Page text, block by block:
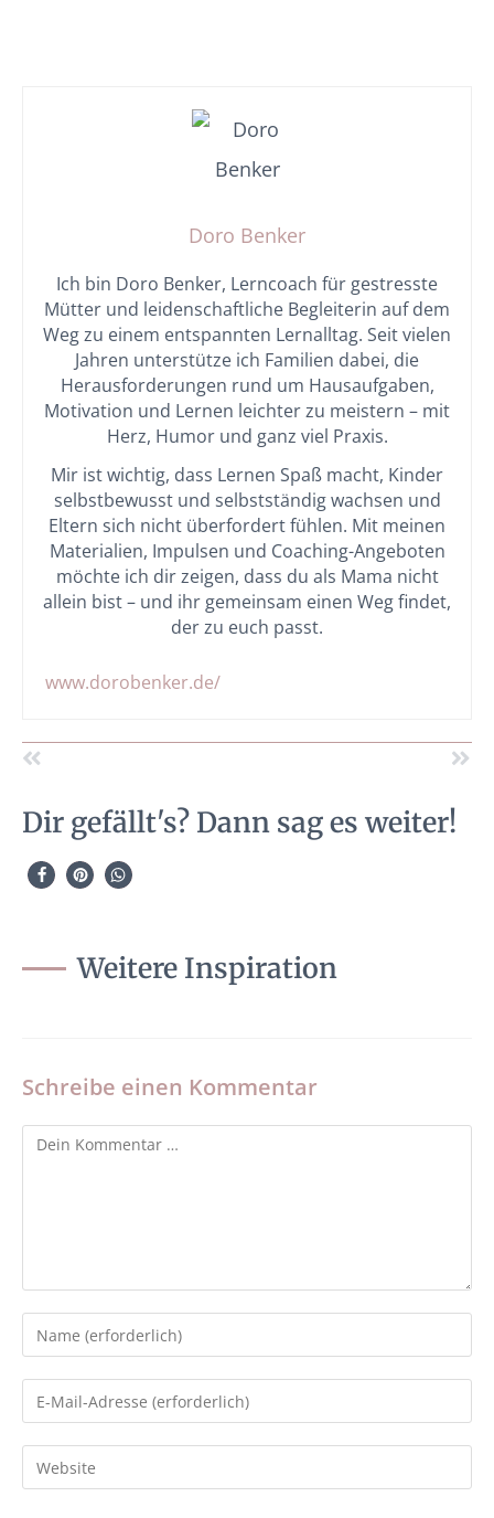
Doro Benker
Ich bin Doro Benker, Lerncoach für gestresste
Mütter und leidenschaftliche Begleiterin auf dem
Weg zu einem entspannten Lernalltag. Seit vielen
Jahren unterstütze ich Familien dabei, die
Herausforderungen rund um Hausaufgaben,
Motivation und Lernen leichter zu meistern – mit
Herz, Humor und ganz viel Praxis.
Mir ist wichtig, dass Lernen Spaß macht, Kinder
selbstbewusst und selbstständig wachsen und
Eltern sich nicht überfordert fühlen. Mit meinen
Materialien, Impulsen und Coaching-Angeboten
möchte ich dir zeigen, dass du als Mama nicht
allein bist – und ihr gemeinsam einen Weg findet,
der zu euch passt.
www.dorobenker.de/
Dir gefällt's? Dann sag es weiter!
Weitere Inspiration
Schreibe einen Kommentar